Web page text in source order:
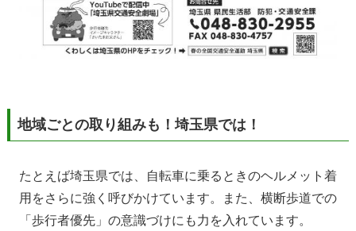
地域ごとの取り組みも！埼玉県では！
たとえば埼玉県では、自転車に乗るときのヘルメット着
用をさらに強く呼びかけています。また、横断歩道での
「歩行者優先」の意識づけにも力を入れています。